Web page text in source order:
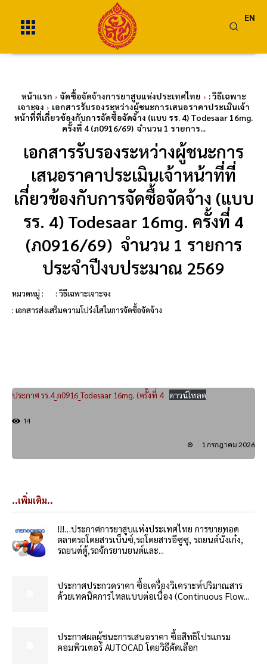
EN
หน้าแรก จัดซื้อจัดจ้างการยาสูบแห่งประเทศไทย
: วิธีเฉพาะ
เจาะจง
เอกสารรับรองระหว่างผู้ชนะการเสนอราคาประเมินเจ้า
หน้าที่ที่เกี่ยวข้องกับการจัดซื้อจัดจ้าง (แบบ รร. 4) Todesaar 16mg.
ครั้งที่ 4 (ภ0916/69) จำนวน 1 รายการ...
เอกสารรับรองระหว่างผู้ชนะการ
เสนอราคาประเมินเจ้าหน้าที่ที่
เกี่ยวข้องกับการจัดซื้อจัดจ้าง (แบบ
รร. 4) Todesaar 16mg. ครั้งที่ 4
(ภ0916/69) จำนวน 1 รายการ
ประจำปีงบประมาณ 2569
หมวดหมู่ :
: วิธีเฉพาะเจาะจง
: เอกสารส่งเสริมความโปร่งใสในการจัดซื้อจัดจ้าง
ประกาศ รร.4_ภ0916_Todesaar 16mg. (ครั้งที่ 4 ดาวน์โหลด
14
1 กรกฎาคม 2026
..เพิ่มเติม..
!!!…ประกาศการยาสูบแห่งประเทศไทย การขายทอด
ตลาดรถโดยสารเบ็นซ์,รถโดยสารอีซูซุ, รถยนต์นั่งเก๋ง,
รถยนต์ตู้,รถจักรยานยนต์และ...
ประกาศประกวดราคา ซื้อเครื่องวิเคราะห์ปริมาณสาร
ด้วยเทคนิคการไหลแบบต่อเนื่อง (Continuous Flow...
ประกาศผลผู้ชนะการเสนอราคา ซื้อสิทธิโปรแกรม
คอมพิวเตอร์ AUTOCAD โดยวิธีคัดเลือก